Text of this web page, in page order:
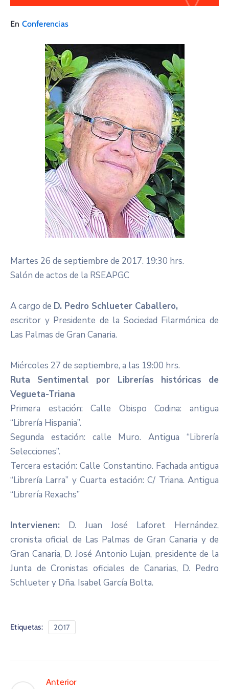
En Conferencias
Martes 26 de septiembre de 2017. 19:30 hrs.
Salón de actos de la RSEAPGC
A cargo de D. Pedro Schlueter Caballero,
escritor y Presidente de la Sociedad Filarmónica de
Las Palmas de Gran Canaria.
​Miércoles 27 de septiembre, a las 19:00 hrs.
Ruta Sentimental por Librerías históricas de
Vegueta-Triana
Primera estación: Calle Obispo Codina: antigua
“Librería Hispania”.
Segunda estación: calle Muro. Antigua “Librería
Selecciones”.
Tercera estación: Calle Constantino. Fachada antigua
“Librería Larra” y Cuarta estación: C/ Triana. Antigua
“Librería Rexachs”
Intervienen: D. Juan José Laforet Hernández,
cronista oficial de Las Palmas de Gran Canaria y de
Gran Canaria, D. José Antonio Lujan, presidente de la
Junta de Cronistas oficiales de Canarias, D. Pedro
Schlueter y Dña. Isabel García Bolta.
Etiquetas: 2017
Anterior